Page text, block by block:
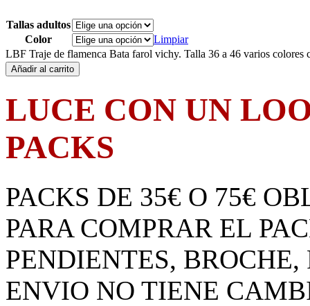
Tallas adultos
Color
Limpiar
LBF Traje de flamenca Bata farol vichy. Talla 36 a 46 varios colores
Añadir al carrito
LUCE CON UN
PACKS
PACKS DE 35€ O 75€
PARA COMPRAR EL
PENDIENTES,
ENVIO NO TIENE